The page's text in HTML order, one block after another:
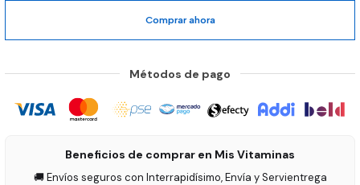
Comprar ahora
Métodos de pago
Beneficios de comprar en Mis Vitaminas
🚚 Envíos seguros con Interrapidísimo, Envía y Servientrega